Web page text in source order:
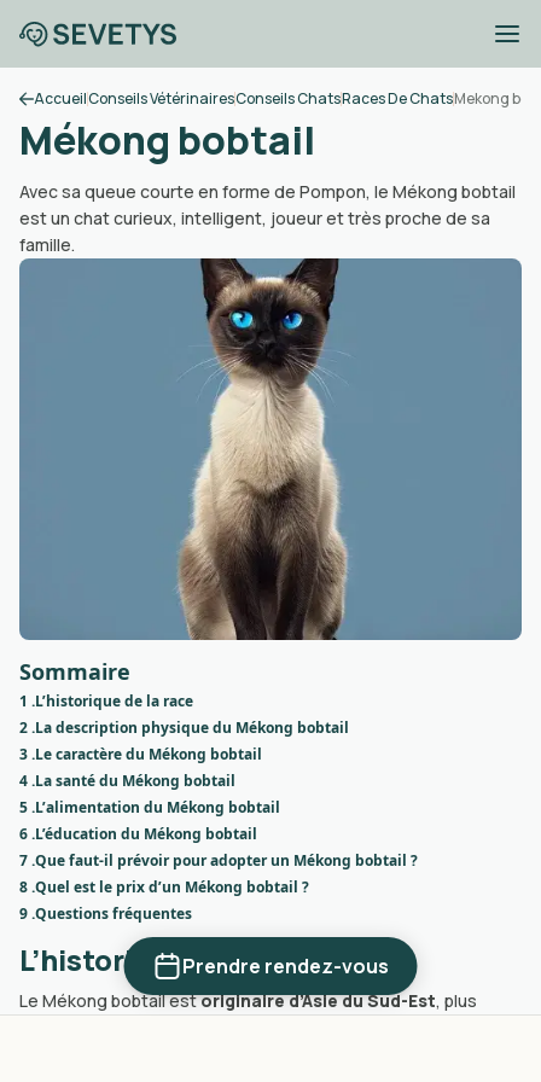
Prendre rendez-vous
AccueilConseils VétérinairesConseils ChatsRaces De ChatsMekong
Mékong bobtail
Avec sa queue courte en forme de Pompon, le Mékong bobtail
est un chat curieux, intelligent, joueur et très proche de sa
famille.
Sommaire
1 .L’historique de la race
2 .La description physique du Mékong bobtail
3 .Le caractère du Mékong bobtail
4 .La santé du Mékong bobtail
5 .L’alimentation du Mékong bobtail
6 .L’éducation du Mékong bobtail
7 .Que faut-il prévoir pour adopter un Mékong bobtail ?
8 .Quel est le prix d’un Mékong bobtail ?
9 .Questions fréquentes
L’historique de la race
Le Mékong bobtail estoriginaire d’Asie du Sud-Est, plus